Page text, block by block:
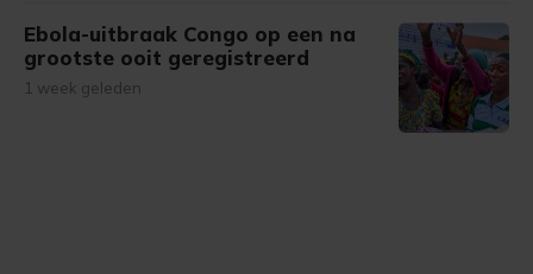
Ebola-uitbraak Congo op een na
grootste ooit geregistreerd
1 week geleden